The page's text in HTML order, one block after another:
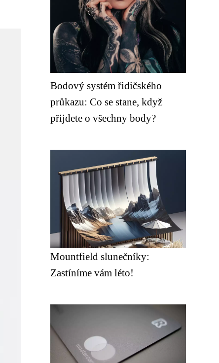
Bodový systém řidičského
průkazu: Co se stane, když
přijdete o všechny body?
Mountfield slunečníky:
Zastíníme vám léto!